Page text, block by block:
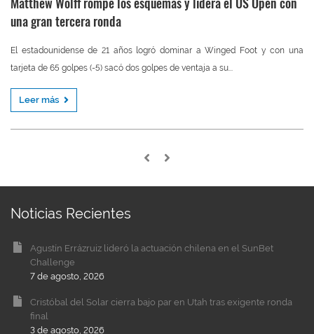
una gran tercera ronda
El estadounidense de 21 años logró dominar a Winged Foot y con una
tarjeta de 65 golpes (-5) sacó dos golpes de ventaja a su...
Leer más
Noticias Recientes
Agustín Errázruiz lideró la actuación chilena en el SunBet
Challenge
7 de agosto, 2026
Cristóbal del Solar cierra bajo par en Utah tras exigente ronda
final
3 de agosto, 2026